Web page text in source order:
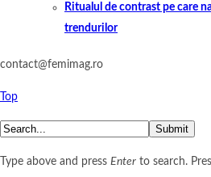
Ritualul de contrast pe care
trendurilor
contact@femimag.ro
Top
Submit
Type above and press Enter to search.